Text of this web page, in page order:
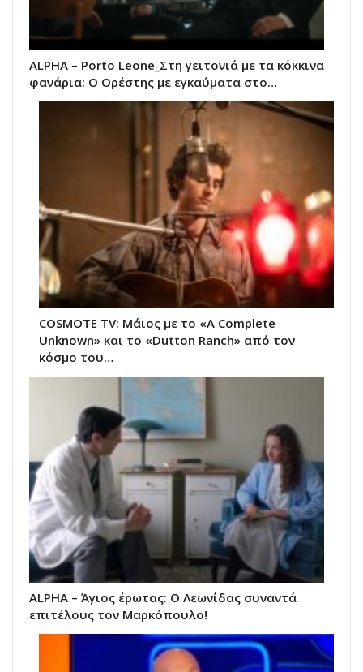
ALPHA – Porto Leone_Στη γειτονιά με τα κόκκινα
φανάρια: Ο Ορέστης με εγκαύματα στο…
COSMOTE TV: Μάιος με το «A Complete
Unknown» και το «Dutton Ranch» από τον
κόσμο του…
ALPHA – Άγιος έρωτας: Ο Λεωνίδας συναντά
επιτέλους τον Μαρκόπουλο!